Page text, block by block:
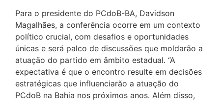
Para o presidente do PCdoB-BA, Davidson
Magalhães, a conferência ocorre em um contexto
político crucial, com desafios e oportunidades
únicas e será palco de discussões que moldarão a
atuação do partido em âmbito estadual. “A
expectativa é que o encontro resulte em decisões
estratégicas que influenciarão a atuação do
PCdoB na Bahia nos próximos anos. Além disso,